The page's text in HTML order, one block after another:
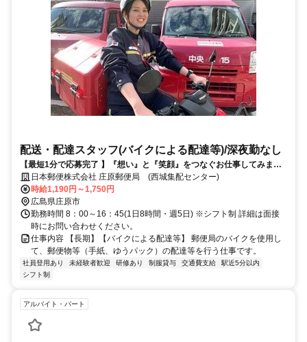
配送・配達スタッフ(バイクによる配達等)/深夜勤なし
【最短1分で応募完了 】『想い』と『笑顔』をつなぐお仕事してみませ
んか？日本郵便株式会社 庄原郵便局 (西城集配センター)
時給1,190円～1,750円
広島県庄原市
勤務時間 8：00～16：45(1日8時間・週5日) ※シフト制 詳細は面接
時にお問い合わせください。
仕事内容 【長期】【バイクによる配達等】 郵便局のバイクを使用し
て、郵便物等（手紙、ゆうパック）の配達等を行う仕事です。
社員登用あり 未経験者歓迎 研修あり 制服貸与 交通費支給
駅近5分以内
シフト制
アルバイト・パート